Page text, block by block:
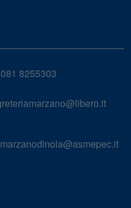
081 8255303